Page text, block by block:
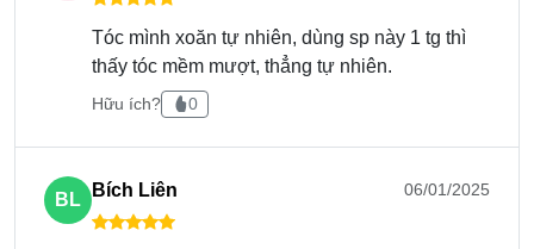
Xả sạch dầu trên tóc bằng nước ấm.
Thoa dầu xả, tập trung chủ yếu ở phần ngọn.
Chờ khoảng 2-3 phút rồi xả sạch bằng nước
Tóc mình xoăn tự nhiên, dùng sp này 1 tg thì
thấy tóc mềm mượt, thẳng tự nhiên.
Hữu ích? 0
BL Bích Liên 06/01/2025